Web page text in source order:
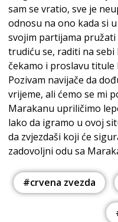
sam se vratio, sve je
odnosu na ono kada si
svojim partijama pružati
trudiću se, raditi na sebi
čekamo i proslavu titule
Pozivam navijače da
vrijeme, ali ćemo se mi
Marakanu upriličimo
lako da igramo u ovoj
da zvjezdaši koji će
zadovoljni odu sa
#crvena zvezda